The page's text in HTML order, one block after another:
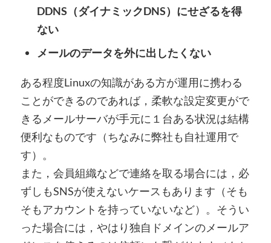
DDNS（ダイナミックDNS）にせざるを得
ない
メールのデータを外に出したくない
ある程度Linuxの知識がある方が運用に携わる
ことができるのであれば，柔軟な設定変更がで
きるメールサーバが手元に１台ある状況は結構
便利なものです（ちなみに弊社も自社運用で
す）。
また，会員組織などで連絡を取る場合には，必
ずしもSNSが使えないケースもあります（そも
そもアカウントを持っていないなど）。そうい
った場合には，やはり独自ドメインのメールア